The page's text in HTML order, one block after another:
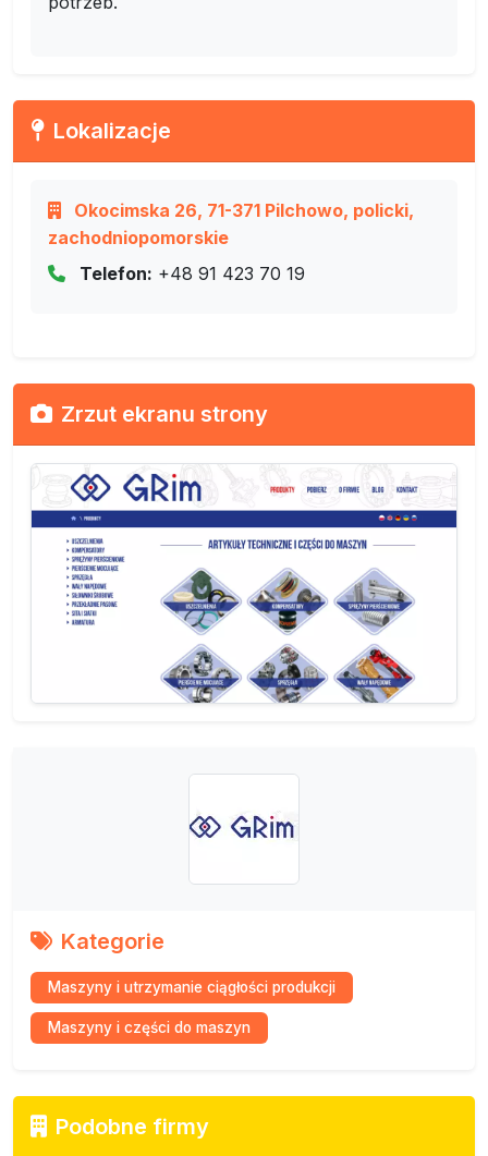
Lokalizacje
Okocimska 26, 71-371 Pilchowo, policki,
zachodniopomorskie
Telefon: +48 91 423 70 19
Zrzut ekranu strony
Kategorie
Maszyny i utrzymanie ciągłości produkcji
Maszyny i części do maszyn
Podobne firmy